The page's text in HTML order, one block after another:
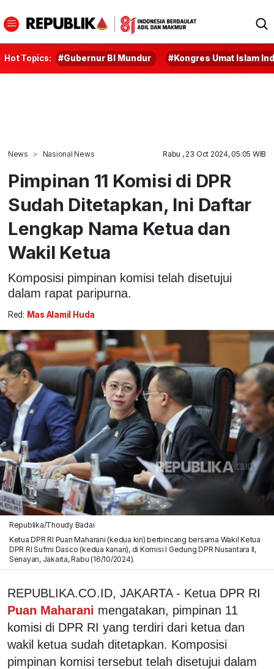
Hot Topics: #Gubernur BI Mundur #Kongres Umat Islam
News Nasional News Rabu , 23 Oct 2024, 05:05 WIB
Pimpinan 11 Komisi di DPR
Sudah Ditetapkan, Ini Daftar
Lengkap Nama Ketua dan
Wakil Ketua
Komposisi pimpinan komisi telah disetujui
dalam rapat paripurna.
Red: Mas Alamil Huda
Republika/Thoudy Badai
Ketua DPR RI Puan Maharani (kedua kiri) berbincang bersama Wakil Ketua
DPR RI Sufmi Dasco (kedua kanan), di Komisi I Gedung DPR Nusantara II,
Senayan, Jakarta, Rabu (16/10/2024).
REPUBLIKA.CO.ID, JAKARTA - Ketua DPR RI
Puan Maharani mengatakan, pimpinan 11
komisi di DPR RI yang terdiri dari ketua dan
wakil ketua sudah ditetapkan. Komposisi
pimpinan komisi tersebut telah disetujui dalam